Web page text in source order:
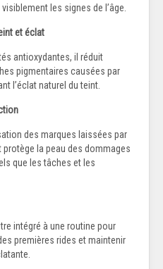
les signes de l’âge.
et éclat
antioxydantes, il réduit
pigmentaires causées par
l’éclat naturel du teint.
des marques laissées par
la peau des dommages
que les tâches et les
intégré à une routine pour
premières rides et maintenir